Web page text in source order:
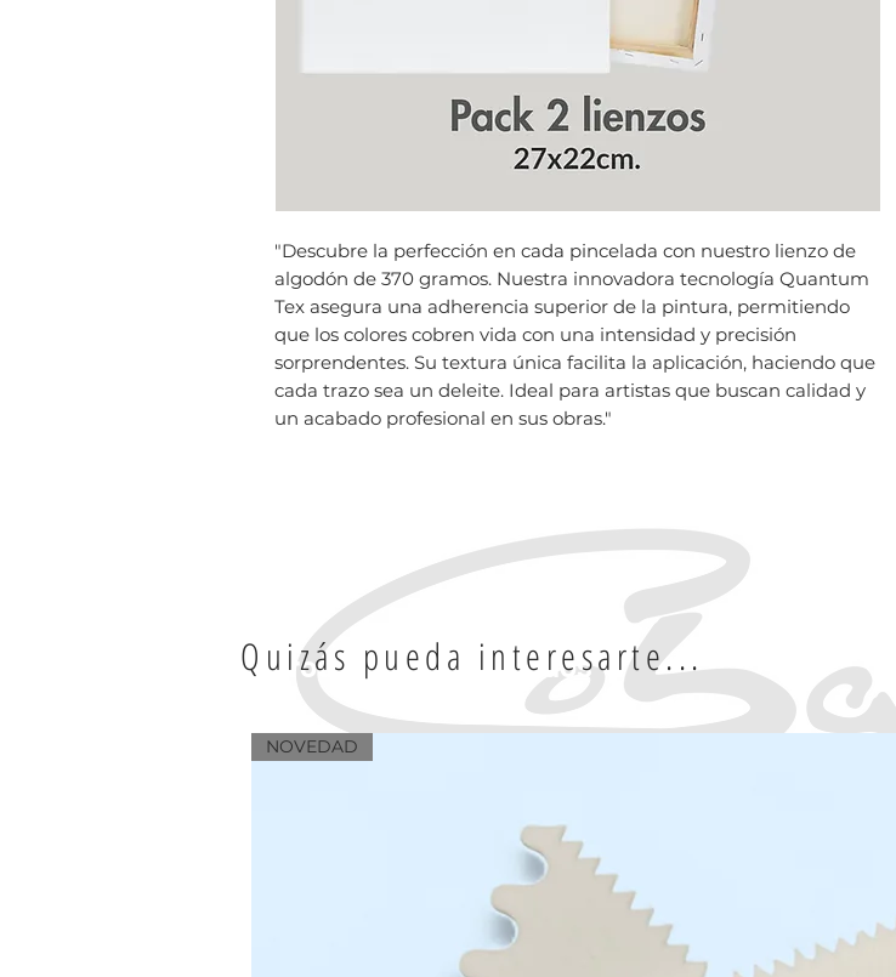
"Descubre la perfección en cada pincelada con nuestro lienzo de
algodón de 370 gramos. Nuestra innovadora tecnología Quantum
Tex asegura una adherencia superior de la pintura, permitiendo
que los colores cobren vida con una intensidad y precisión
sorprendentes. Su textura única facilita la aplicación, haciendo que
cada trazo sea un deleite. Ideal para artistas que buscan calidad y
un acabado profesional en sus obras."
Productos relacionados
NOVEDAD
Quizás pueda interesarte...